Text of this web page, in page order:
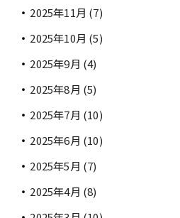
2025年11月 (7)
2025年10月 (5)
2025年9月 (4)
2025年8月 (5)
2025年7月 (10)
2025年6月 (10)
2025年5月 (7)
2025年4月 (8)